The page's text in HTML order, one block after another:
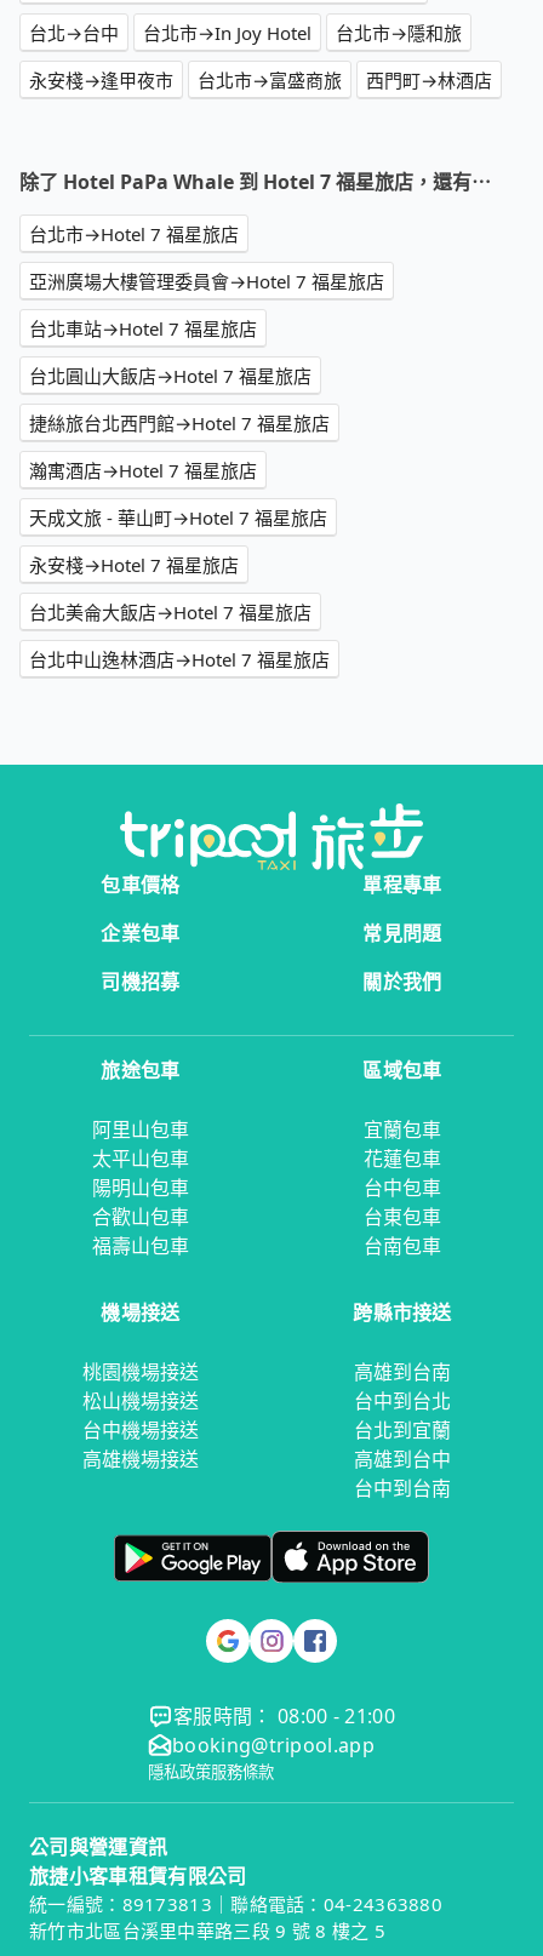
台北→台中
台北市→In Joy Hotel
台北市→隱和旅
永安棧→逢甲夜市
台北市→富盛商旅 西門町→林酒店
除了 Hotel PaPa Whale 到 Hotel 7 福星旅店，還有⋯
台北市→Hotel 7 福星旅店
亞洲廣場大樓管理委員會→Hotel 7 福星旅店
台北車站→Hotel 7 福星旅店
台北圓山大飯店→Hotel 7 福星旅店
捷絲旅台北西門館→Hotel 7 福星旅店
瀚寓酒店→Hotel 7 福星旅店
天成文旅 - 華山町→Hotel 7 福星旅店
永安棧→Hotel 7 福星旅店
台北美侖大飯店→Hotel 7 福星旅店
台北中山逸林酒店→Hotel 7 福星旅店
包車價格
單程專車
企業包車
常見問題
司機招募
關於我們
旅途包車
阿里山包車
太平山包車
陽明山包車
合歡山包車
福壽山包車
區域包車
宜蘭包車
花蓮包車
台中包車
台東包車
台南包車
機場接送
桃園機場接送
松山機場接送
台中機場接送
高雄機場接送
跨縣市接送
高雄到台南
台中到台北
台北到宜蘭
高雄到台中
台中到台南
客服時間： 08:00 - 21:00
booking@tripool.app
隱私政策服務條款
公司與營運資訊
旅捷小客車租賃有限公司
統一編號：89173813｜聯絡電話：04-24363880
新竹市北區台溪里中華路三段 9 號 8 樓之 5